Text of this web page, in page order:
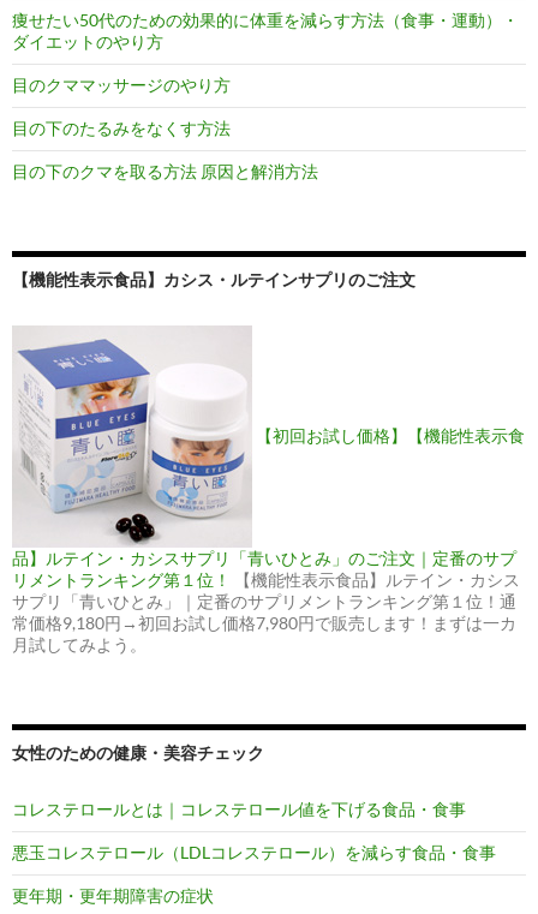
痩せたい50代のための効果的に体重を減らす方法（食事・運動）・
ダイエットのやり方
目のクママッサージのやり方
目の下のたるみをなくす方法
目の下のクマを取る方法 原因と解消方法
【機能性表示食品】カシス・ルテインサプリのご注文
【初回お試し価格】【機能性表示食
品】ルテイン・カシスサプリ「青いひとみ」のご注文｜定番のサプ
リメントランキング第１位！
【機能性表示食品】ルテイン・カシス
サプリ「青いひとみ」｜定番のサプリメントランキング第１位！通
常価格9,180円→初回お試し価格7,980円で販売します！まずは一カ
月試してみよう。
女性のための健康・美容チェック
コレステロールとは｜コレステロール値を下げる食品・食事
悪玉コレステロール（LDLコレステロール）を減らす食品・食事
更年期・更年期障害の症状